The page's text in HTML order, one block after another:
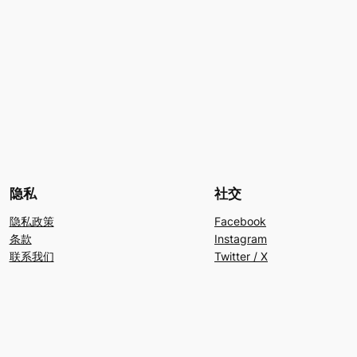
隐私
隐私政策
条款
联系我们
社交
Facebook
Instagram
Twitter / X